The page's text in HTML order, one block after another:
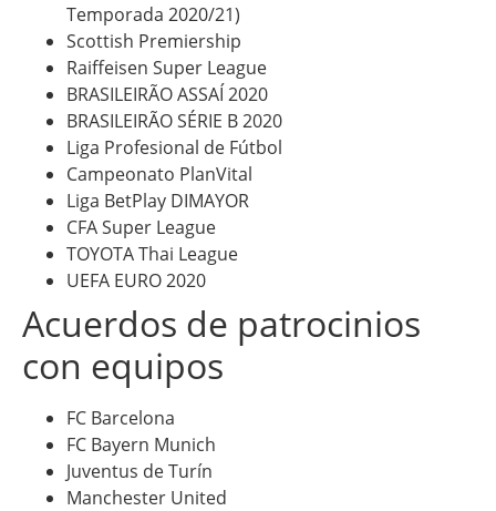
Temporada 2020/21)
Scottish Premiership
Raiffeisen Super League
BRASILEIRÃO ASSAÍ 2020
BRASILEIRÃO SÉRIE B 2020
Liga Profesional de Fútbol
Campeonato PlanVital
Liga BetPlay DIMAYOR
CFA Super League
TOYOTA Thai League
UEFA EURO 2020
Acuerdos de patrocinios
con equipos
FC Barcelona
FC Bayern Munich
Juventus de Turín
Manchester United